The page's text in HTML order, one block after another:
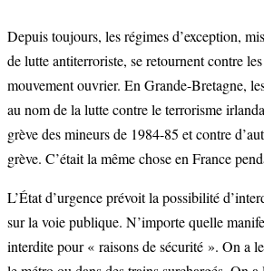
Depuis toujours, les régimes d’exception,
de lutte antiterroriste, se retournent contre
mouvement ouvrier. En Grande-Bretagne,
au nom de la lutte contre le terrorisme
grève des mineurs de 1984-85 et contre
grève. C’était la même chose en France
L’État d’urgence prévoit la possibilité
sur la voie publique. N’importe quelle
interdite pour « raisons de sécurité ». On a